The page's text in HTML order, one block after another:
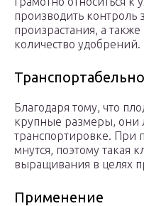
производить контроль
произрастания, а
количество удобрений.
Благодаря тому, что
крупные размеры, они
транспортировке. При
мнутся, поэтому такая
выращивания в целях
Применение